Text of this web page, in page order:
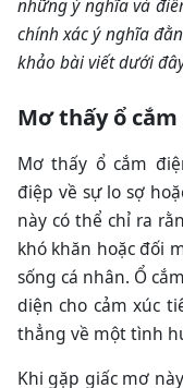
những ý nghĩa và
chính xác ý nghĩa
khảo bài viết dưới
Mơ thấy ổ
Mơ thấy ổ cắm
điệp về sự lo sợ
này có thể chỉ ra
khó khăn hoặc đối
sống cá nhân. Ổ
diện cho cảm xúc
thẳng về một tình
Khi gặp giấc mơ